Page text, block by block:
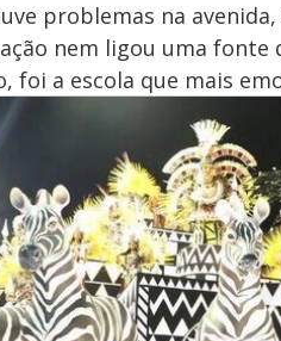
problemas na
nem ligou uma fonte
foi a escola que mais